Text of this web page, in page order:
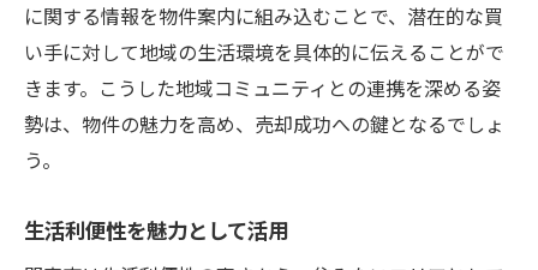
に関する情報を物件案内に組み込むことで、潜在的な買
い手に対して地域の生活環境を具体的に伝えることがで
きます。こうした地域コミュニティとの連携を深める姿
勢は、物件の魅力を高め、売却成功への鍵となるでしょ
う。
生活利便性を魅力として活用